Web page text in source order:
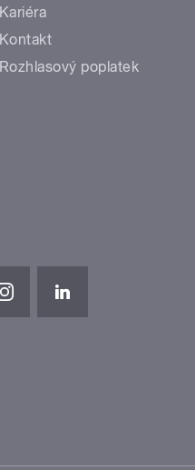
Kariéra
Kontakt
Rozhlasový poplatek